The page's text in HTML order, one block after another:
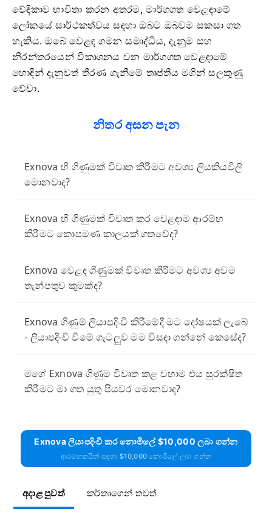
වේදිකාව භාවිතා කරන අතරම, මාර්ගගත වෙළඳාමේ
ලෝකයේ සාර්ථකත්වය සඳහා ඔබට ඔබවම සකසා ගත
හැකිය. ඔබේ වෙළඳ ගමන සමෘද්ධිය, දැනුම සහ
නිරන්තරයෙන් විකාශනය වන මාර්ගගත වෙළඳාමේ
හොඳින් දැනුවත් තීරණ ගැනීමේ තෘප්තිය මගින් සලකුණු
වේවා.
නිතර අසන පැන
Exnova හි ගිණුමක් විවෘත කිරීමට අවශ්‍ය ලියකියවිලි
මොනවාද?
Exnova හි ගිණුමක් විවෘත කර වෙළඳාම ආරම්භ
කිරීමට කොපමණ කාලයක් ගතවේද?
Exnova වෙළඳ ගිණුමක් විවෘත කිරීමට අවශ්‍ය අවම
තැන්පතුව කුමක්ද?
Exnova ගිණුම් ලියාපදිංචි කිරීමේදී මට දෝෂයක් ලැබේ
- ලියාපදිංචි වීමේ ගැටලුව මම විසඳා ගන්නේ කෙසේද?
මගේ Exnova ගිණුම විවෘත කළ වහාම එය සුරක්ෂිත
කිරීමට මා ගත යුතු පියවර මොනවාද?
Exnova ලියාපදිංචි කර නොමිලේ $10,000 ලබා ගන්න
ආරම්භකයින් සඳහා $10,000 නොමිලේ ලබා ගන්න
අදාළ පුවත් කර්තෘගෙන් තවත්